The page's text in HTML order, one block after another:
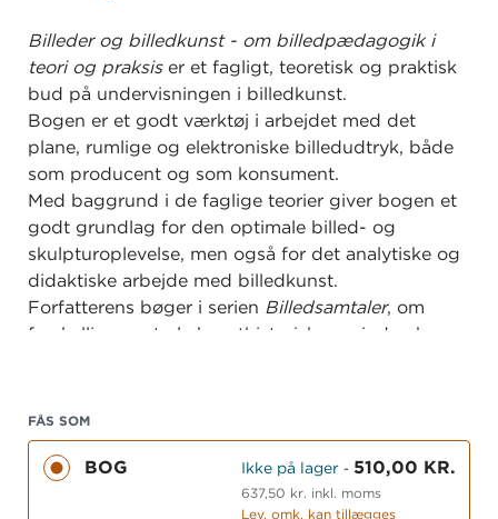
Billeder og billedkunst - om billedpædagogik i
teori og praksiser et fagligt, teoretisk og praktisk
bud på undervisningen i billedkunst.
Bogen er et godt værktøj i arbejdet med det
plane, rumlige og elektroniske billedudtryk, både
som producent og som konsument.
Med baggrund i de faglige teorier giver bogen et
godt grundlag for den optimale billed- og
skulpturoplevelse, men også for det analytiske og
didaktiske arbejde med billedkunst.
Forfatterens bøger i serien Billedsamtaler, om
forskellige centrale kunsthistoriske perioder, kan
gymnasiet og HF samt til studerende i
læreruddannelsen og pædagoguddannelsen.
FÅS SOM
BOG Ikke på lager- 510,00 KR.
637,50 kr. inkl. moms
Lev. omk. kan tillægges